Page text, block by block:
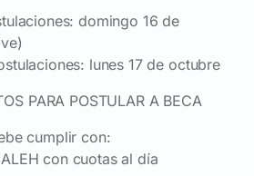
domingo 16 de
lunes 17 de octubre
PARA POSTULAR A BECA
cumplir con:
con cuotas al día